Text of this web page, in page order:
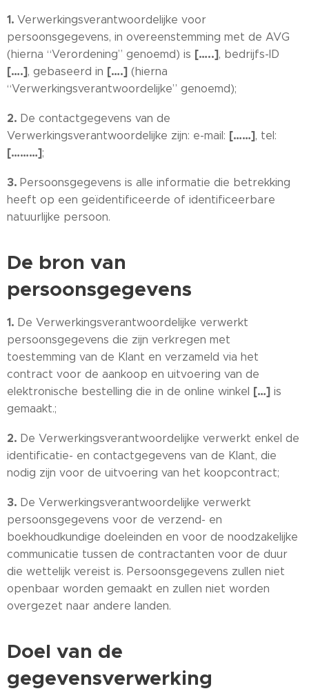
1. Verwerkingsverantwoordelijke voor
persoonsgegevens, in overeenstemming met de AVG
(hierna “Verordening” genoemd) is […..], bedrijfs-ID
[….], gebaseerd in [….] (hierna
“Verwerkingsverantwoordelijke” genoemd);
2. De contactgegevens van de
Verwerkingsverantwoordelijke zijn: e-mail: [……], tel:
[………];
3. Persoonsgegevens is alle informatie die betrekking
heeft op een geïdentificeerde of identificeerbare
natuurlijke persoon.
De bron van
persoonsgegevens
1. De Verwerkingsverantwoordelijke verwerkt
persoonsgegevens die zijn verkregen met
toestemming van de Klant en verzameld via het
contract voor de aankoop en uitvoering van de
elektronische bestelling die in de online winkel […] is
gemaakt.;
2. De Verwerkingsverantwoordelijke verwerkt enkel de
identificatie- en contactgegevens van de Klant, die
nodig zijn voor de uitvoering van het koopcontract;
3. De Verwerkingsverantwoordelijke verwerkt
persoonsgegevens voor de verzend- en
boekhoudkundige doeleinden en voor de noodzakelijke
communicatie tussen de contractanten voor de duur
die wettelijk vereist is. Persoonsgegevens zullen niet
openbaar worden gemaakt en zullen niet worden
overgezet naar andere landen.
Doel van de
gegevensverwerking